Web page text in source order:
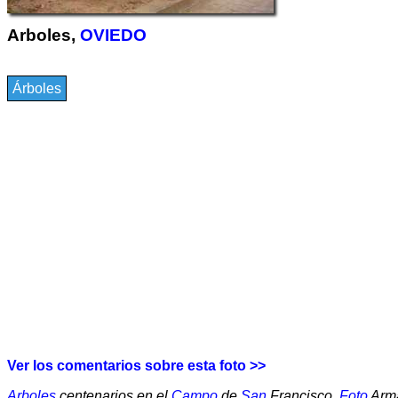
Arboles, OVIEDO
Árboles
Ver los comentarios sobre esta foto >>